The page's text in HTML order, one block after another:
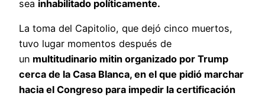
sea inhabilitado políticamente.
La toma del Capitolio, que dejó cinco muertos,
tuvo lugar momentos después de
un multitudinario mitin organizado por Trump
cerca de la Casa Blanca, en el que pidió marchar
hacia el Congreso para impedir la certificación